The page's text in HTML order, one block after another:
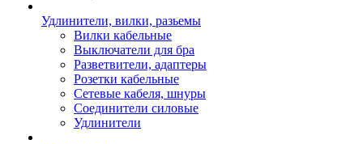
Удлинители, вилки, разьемы
Вилки кабельные
Выключатели для бра
Разветвители, адаптеры
Розетки кабельные
Сетевые кабеля, шнуры
Соединители силовые
Удлинители